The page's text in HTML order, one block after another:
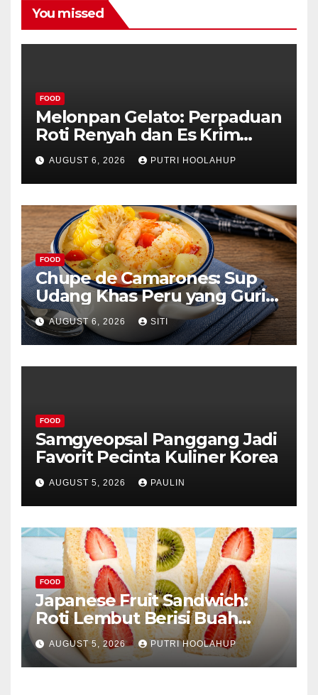
You missed
FOOD
Melonpan Gelato: Perpaduan
Roti Renyah dan Es Krim
Lembut yang Menggoda
AUGUST 6, 2026 PUTRI HOOLAHUP
FOOD
Chupe de Camarones: Sup
Udang Khas Peru yang Gurih
Lezat
AUGUST 6, 2026 SITI
FOOD
Samgyeopsal Panggang Jadi
Favorit Pecinta Kuliner Korea
AUGUST 5, 2026 PAULIN
FOOD
Japanese Fruit Sandwich:
Roti Lembut Berisi Buah
Segar yang Memikat Selera
AUGUST 5, 2026 PUTRI HOOLAHUP